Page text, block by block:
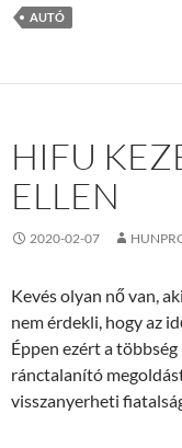
AUTÓ
HIFU
ELLEN
2020-02-07
Kevés olyan nő van,
nem érdekli, hogy az
Éppen ezért a
ránctalanító
visszanyerheti